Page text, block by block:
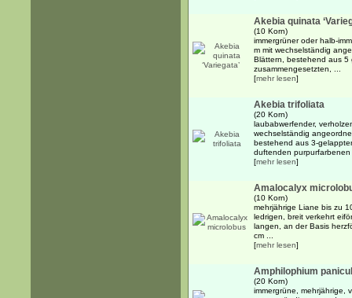
Akebia quinata
(10 Korn)
immergrüner oder halb-
m mit wechselständig
Blättern, bestehend aus 5
zusammengesetzten, ...
[mehr lesen]
Akebia trifoliata
(20 Korn)
laubabwerfender,
wechselständig
bestehend aus 3-
duftenden purpurfarbenen
[mehr lesen]
Amalocalyx
(10 Korn)
mehrjährige Liane bis zu
ledrigen, breit verkehrt
langen, an der Basis
cm ...
[mehr lesen]
Amphilophium
(20 Korn)
immergrüne, mehrjährige,